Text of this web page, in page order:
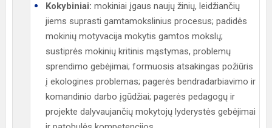
Kokybiniai: mokiniai įgaus naujų žinių, leidžiančių
jiems suprasti gamtamokslinius procesus; padidės
mokinių motyvacija mokytis gamtos mokslų;
sustiprės mokinių kritinis mąstymas, problemų
sprendimo gebėjimai; formuosis atsakingas požiūris
į ekologines problemas; pagerės bendradarbiavimo ir
komandinio darbo įgūdžiai; pagerės pedagogų ir
projekte dalyvaujančių mokytojų lyderystės gebėjimai